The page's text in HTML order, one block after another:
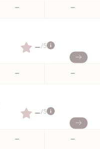
– –
–/5
– –
–/5
– –